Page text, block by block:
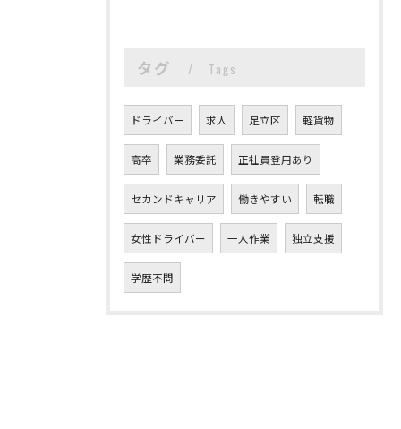
タグ Tags
ドライバー 求人 足立区 軽貨物
高卒 業務委託 正社員登用あり
セカンドキャリア 働きやすい 転職
女性ドライバー 一人作業 独立支援
学歴不問